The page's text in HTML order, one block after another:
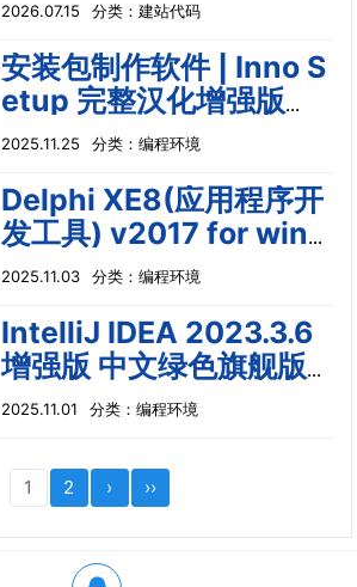
2026.07.15 分类：建站代码
安装包制作软件 | Inno S
etup 完整汉化增强版
（v6.5.3）
2025.11.25 分类：编程环境
Delphi XE8(应用程序开
发工具) v2017 for wind
ows 特别版(附注册机
2025.11.03 分类：编程环境
IntelliJ IDEA 2023.3.6
增强版 中文绿色旗舰版
(附汉化包+方法)
2025.11.01 分类：编程环境
1 2 › ››